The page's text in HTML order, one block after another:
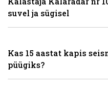
suvel ja sügisel
Kas 15 aastat kapis
püügiks?